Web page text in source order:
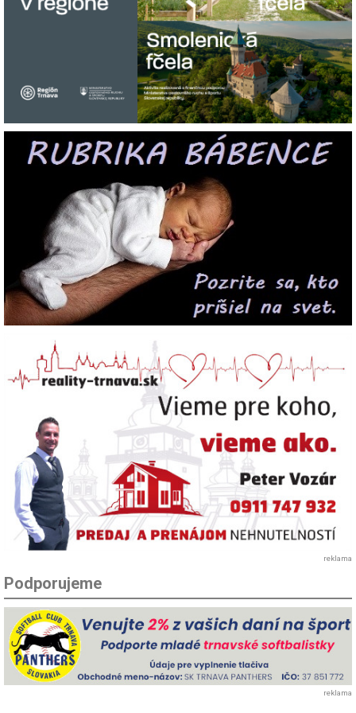
reklama
Podporujeme
reklama